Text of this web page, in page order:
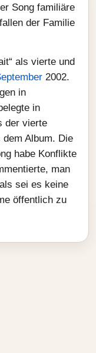
Song familiäre
der Familie
als vierte und
2002.
in
in
der vierte
dem Album. Die
habe Konflikte
man
sei es keine
öffentlich zu